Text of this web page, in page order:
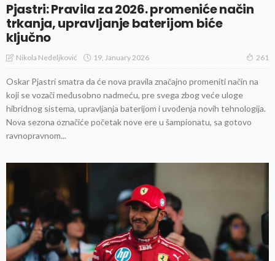
Pjastri: Pravila za 2026. promeniće način
trkanja, upravljanje baterijom biće
ključno
Nikola Nedeljković 19, January 2026 261
Oskar Pjastri smatra da će nova pravila značajno promeniti način na
koji se vozači međusobno nadmeću, pre svega zbog veće uloge
hibridnog sistema, upravljanja baterijom i uvođenja novih tehnologija.
Nova sezona označiće početak nove ere u šampionatu, sa gotovo
ravnopravnom...